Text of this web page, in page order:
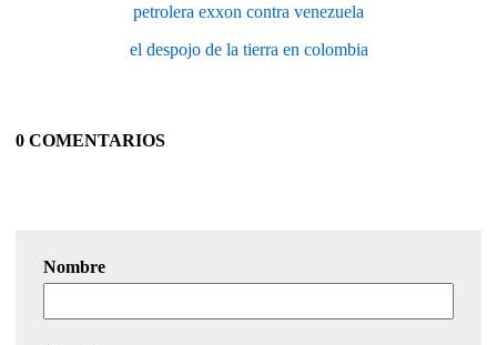
petrolera exxon contra venezuela
el despojo de la tierra en colombia
0 COMENTARIOS
Nombre